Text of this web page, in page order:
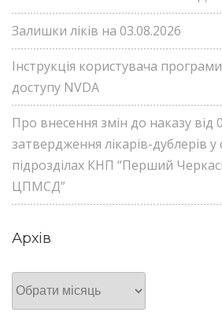
Залишки ліків на 03.08.2026
Інструкція користувача
доступу NVDA
Про внесення змін до наказу
затвердження лікарів-дублерів у
підрозділах КНП “Перший
ЦПМСД”
Архів
Архів